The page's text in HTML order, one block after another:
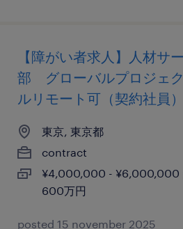
【障がい者求人】人材サ
部 グローバルプロジェ
ルリモート可（契約社員
東京, 東京都
contract
¥4,000,000 - ¥6,000,000
600万円
posted 15 november 2025